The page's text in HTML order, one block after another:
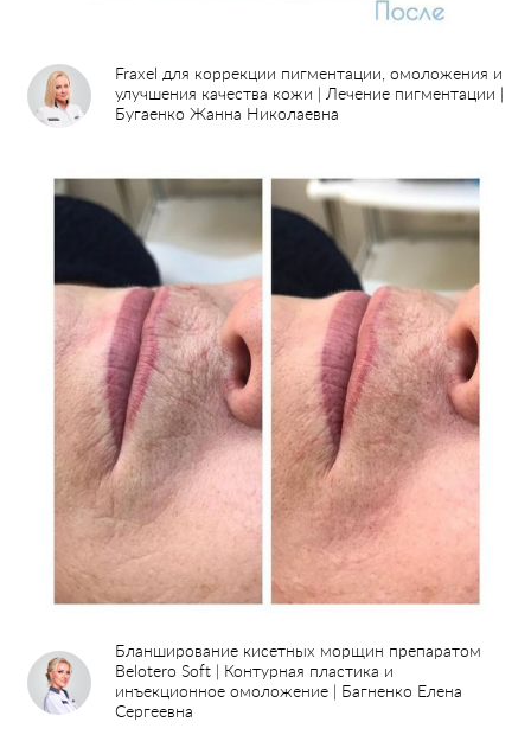
Пластические операции
Пластические хирурги
Пациентам пластической хирургии
До и после пластической операции
Внести предоплату
Процедуры Врачи-косметологи
До и после косметологии
Fraxel для коррекции пигментации, омоложения и
улучшения качества кожи | Лечение пигментации |
Бугаенко Жанна Николаевна
Бланширование кисетных морщин препаратом
Belotero Soft | Контурная пластика и
инъекционное омоложение | Багненко Елена
Сергеевна